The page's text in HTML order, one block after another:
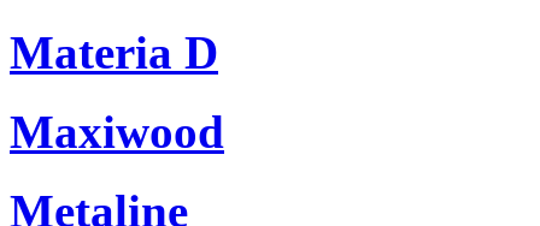
Materia D
Maxiwood
Metaline